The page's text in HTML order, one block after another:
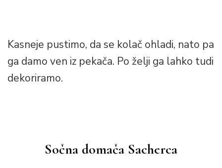
Kasneje pustimo, da se kolač ohladi, nato pa
ga damo ven iz pekača. Po želji ga lahko tudi
dekoriramo.
Sočna domača Sacherca